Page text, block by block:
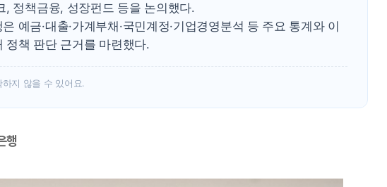
, 정책금융, 성장펀드 등을 논의했다.
예금·대출·가계부채·국민계정·기업경영분석 등 주요 통계와 이
정책 판단 근거를 마련했다.
지 않을 수 있어요.
행